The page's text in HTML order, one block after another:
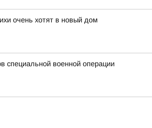
очень хотят в новый дом
специальной военной операции